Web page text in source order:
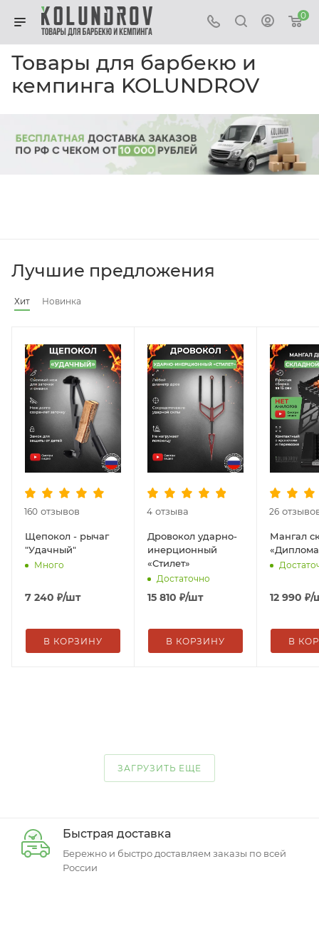
0
Товары для барбекю и
кемпинга KOLUNDROV
Лучшие предложения
Хит Новинка
160 отзывов
Щепокол - рычаг
"Удачный"
Много
7 240 ₽/шт
В КОРЗИНУ
4 отзыва
Дровокол ударно-
инерционный
«Стилет»
Достаточно
15 810 ₽/шт
В КОРЗИНУ
26
Мангал
12 990 ₽/
В
ЗАГРУЗИТЬ ЕЩЕ
Быстрая доставка
Бережно и быстро доставляем заказы по всей
России